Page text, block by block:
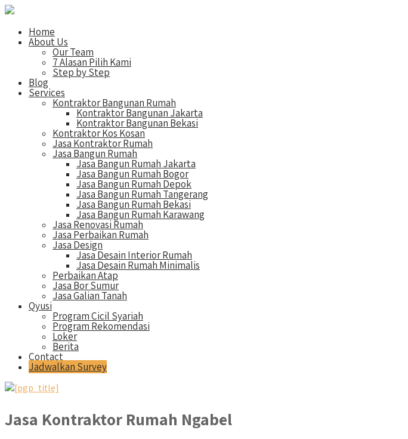
Home
About Us
Our Team
7 Alasan Pilih Kami
Step by Step
Blog
Services
Kontraktor Bangunan Rumah
Kontraktor Bangunan Jakarta
Kontraktor Bangunan Bekasi
Kontraktor Kos Kosan
Jasa Kontraktor Rumah
Jasa Bangun Rumah
Jasa Bangun Rumah Jakarta
Jasa Bangun Rumah Bogor
Jasa Bangun Rumah Depok
Jasa Bangun Rumah Tangerang
Jasa Bangun Rumah Bekasi
Jasa Bangun Rumah Karawang
Jasa Renovasi Rumah
Jasa Perbaikan Rumah
Jasa Design
Jasa Desain Interior Rumah
Jasa Desain Rumah Minimalis
Perbaikan Atap
Jasa Bor Sumur
Jasa Galian Tanah
Qyusi
Program Cicil Syariah
Program Rekomendasi
Loker
Berita
Contact
Jadwalkan Survey
Jasa Kontraktor Rumah Ngabel